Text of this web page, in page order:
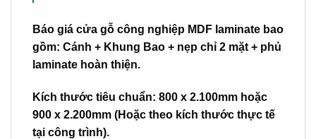
Báo giá cửa gỗ công nghiệp MDF laminate bao
gồm: Cánh + Khung Bao + nẹp chỉ 2 mặt + phủ
laminate hoàn thiện.
Kích thước tiêu chuẩn: 800 x 2.100mm hoặc
900 x 2.200mm (Hoặc theo kích thước thực tế
tại công trình).